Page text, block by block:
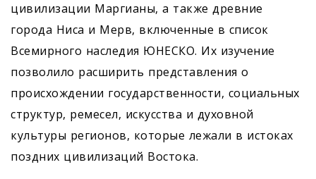
цивилизации Маргианы, а также древние
города Ниса и Мерв, включенные в список
Всемирного наследия ЮНЕСКО. Их изучение
позволило расширить представления о
происхождении государственности, социальных
структур, ремесел, искусства и духовной
культуры регионов, которые лежали в истоках
поздних цивилизаций Востока.